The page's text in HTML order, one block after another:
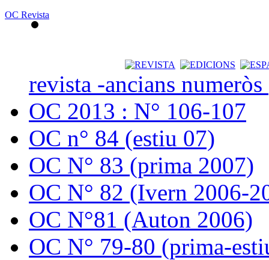
OC Revista
revista -ancians
OC 2013 : N° 106-107
OC n° 84 (estiu 07)
OC N° 83 (prima 2007)
OC N° 82 (Ivern 2006-
OC N°81 (Auton 2006)
OC N° 79-80 (prima-